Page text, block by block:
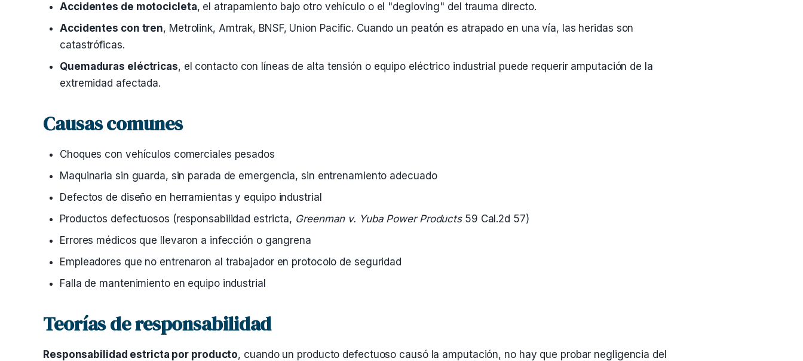
Accidentes de motocicleta, el atrapamiento bajo otro vehículo o el "degloving" del trauma directo.
Accidentes con tren, Metrolink, Amtrak, BNSF, Union Pacific. Cuando un peatón es atrapado en una vía, las heridas son
catastróficas.
Quemaduras eléctricas, el contacto con líneas de alta tensión o equipo eléctrico industrial puede requerir amputación de la
extremidad afectada.
Causas comunes
Choques con vehículos comerciales pesados
Maquinaria sin guarda, sin parada de emergencia, sin entrenamiento adecuado
Defectos de diseño en herramientas y equipo industrial
Productos defectuosos (responsabilidad estricta, Greenman v. Yuba Power Products59 Cal.2d 57)
Errores médicos que llevaron a infección o gangrena
Empleadores que no entrenaron al trabajador en protocolo de seguridad
Falla de mantenimiento en equipo industrial
Teorías de responsabilidad
Responsabilidad estricta por producto, cuando un producto defectuoso causó la amputación, no hay que probar negligencia del